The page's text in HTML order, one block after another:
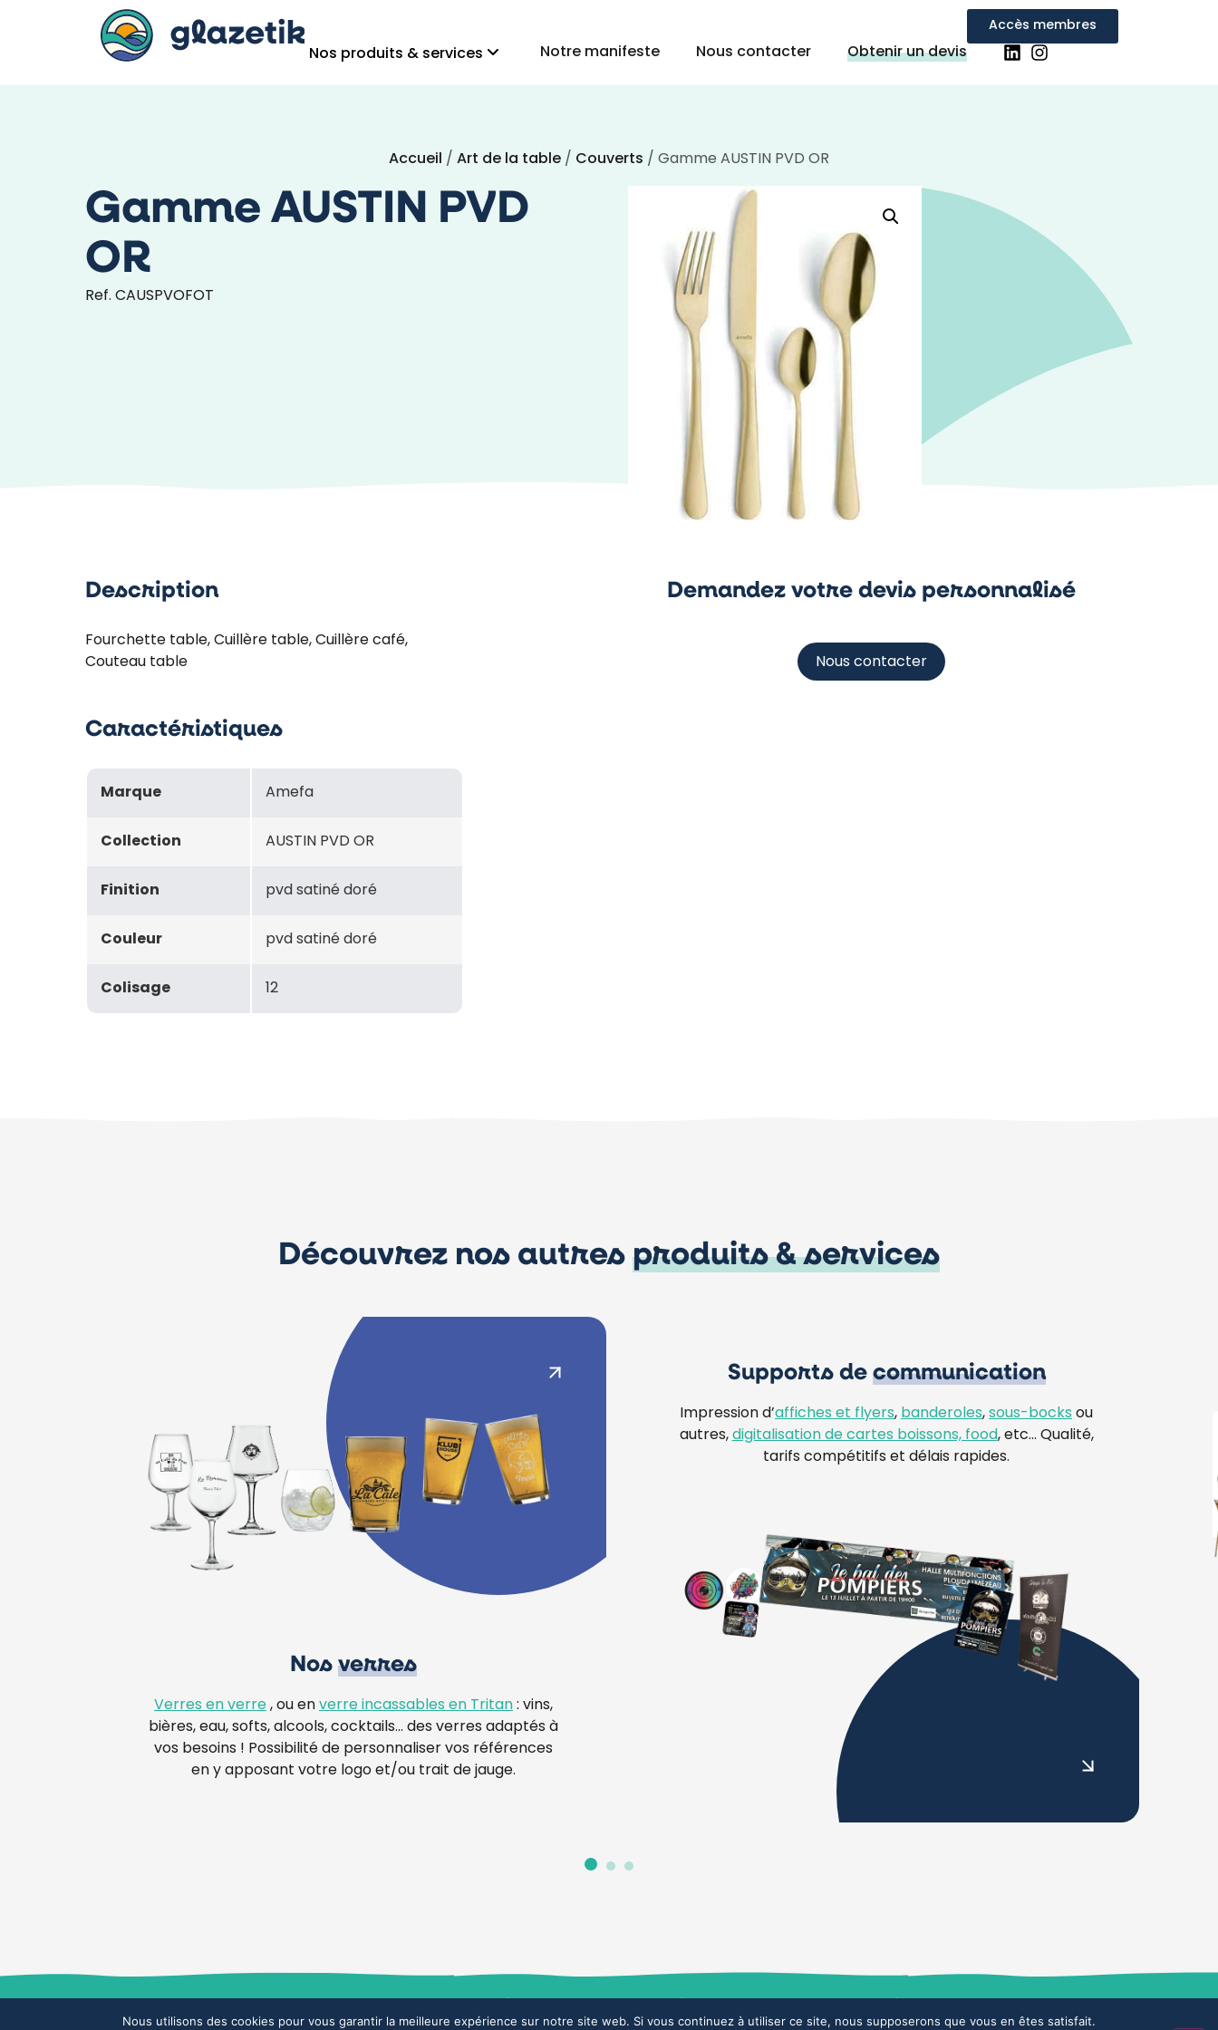
Accès membres
Nos produits & services Notre manifeste Nous contacter Obtenir un devis
Accueil / Art de la table / Couverts / Gamme AUSTIN PVD OR
Gamme AUSTIN PVD
OR
Ref. CAUSPVOFOT
Description
Fourchette table, Cuillère table, Cuillère café,
Couteau table
Caractéristiques
Marque Amefa
Collection AUSTIN PVD OR
Finition pvd satiné doré
Couleur pvd satiné doré
Colisage 12
Demandez votre devis personnalisé
Nous contacter
Découvrez nos autres produits & services
Nos verres
Verres en verre , ou en verre incassables en Tritan : vins,
bières, eau, softs, alcools, cocktails… des verres adaptés à
vos besoins ! Possibilité de personnaliser vos références
en y apposant votre logo et/ou trait de jauge.
Supports de communication
Impression d’affiches et flyers, banderoles, sous-bocks ou
autres, digitalisation de cartes boissons, food, etc… Qualité,
tarifs compétitifs et délais rapides.
Nous utilisons des cookies pour vous garantir la meilleure expérience sur notre site web. Si vous continuez à utiliser ce site, nous supposerons que vous en êtes satisfait.